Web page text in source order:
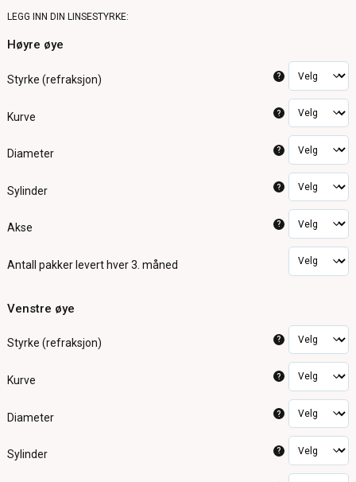
LEGG INN DIN LINSESTYRKE:
Høyre øye
Styrke (refraksjon) ?
Kurve ?
Diameter ?
Sylinder ?
Akse ?
Antall pakker levert hver 3. måned
Venstre øye
Styrke (refraksjon) ?
Kurve ?
Diameter ?
Sylinder ?